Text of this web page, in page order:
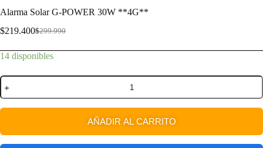
Alarma Solar G-POWER 30W **4G**
$299.990
$219.400
14 disponibles
AÑADIR AL CARRITO